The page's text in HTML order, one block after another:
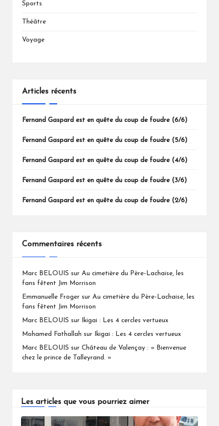
Sports
Théâtre
Voyage
Articles récents
Fernand Gaspard est en quête du coup de foudre (6/6)
Fernand Gaspard est en quête du coup de foudre (5/6)
Fernand Gaspard est en quête du coup de foudre (4/6)
Fernand Gaspard est en quête du coup de foudre (3/6)
Fernand Gaspard est en quête du coup de foudre (2/6)
Commentaires récents
Marc BELOUIS sur Au cimetière du Père-Lachaise, les
fans fêtent Jim Morrison
Emmanuelle Froger sur Au cimetière du Père-Lachaise, les
fans fêtent Jim Morrison
Marc BELOUIS sur Ikigai : Les 4 cercles vertueux
Mohamed Fathallah sur Ikigai : Les 4 cercles vertueux
Marc BELOUIS sur Château de Valençay : « Bienvenue
chez le prince de Talleyrand. »
Les articles que vous pourriez aimer